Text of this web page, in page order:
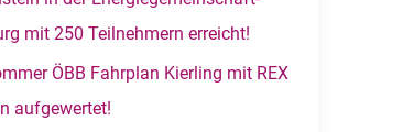
mit 250 Teilnehmern erreicht!
ÖBB Fahrplan Kierling mit REX
aufgewertet!